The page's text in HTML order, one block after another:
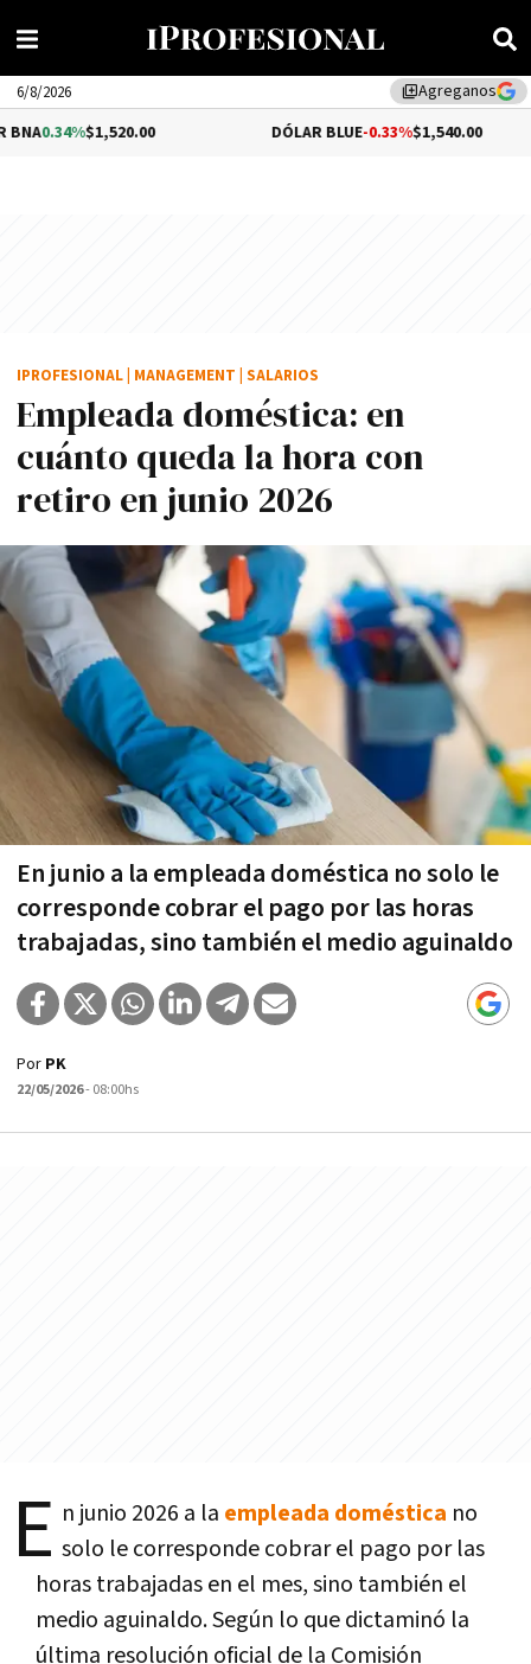
library_addAgreganos
6/8/2026
-0.33%$1,540.00
Empleada doméstica: en
cuánto queda la hora con
retiro en junio 2026
En junio a la empleada doméstica no solo le
corresponde cobrar el pago por las horas
trabajadas, sino también el medio aguinaldo
IPROFESIONAL MANAGEMENT SALARIOS
Por PK
22/05/2026- 08:00hs
E n junio 2026 a la empleada doméstica no
solo le corresponde cobrar el pago por las
horas trabajadas en el mes, sino también el
medio aguinaldo. Según lo que dictaminó la
última resolución oficial de la Comisión